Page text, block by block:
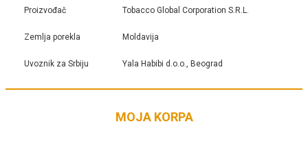
Proizvođač Tobacco Global Corporation S.R.L.
Zemlja porekla Moldavija
Uvoznik za Srbiju Yala Habibi d.o.o., Beograd
MOJA KORPA